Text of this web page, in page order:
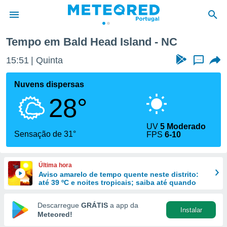
da
foi
fornecidas
a este
das
e
forma
digital
Tempo em Bald Head Island - NC
15:51 Quinta ...
Nuvens dispersas
28°
Sensação de 31°
UV5 Moderado
FPS6-10
Última hora
Aviso amarelo de tempo quente neste distrito:
até 39 ºC e noites tropicais; saiba até quando
Descarregue GRÁTIS a app da
Meteored!
Instalar